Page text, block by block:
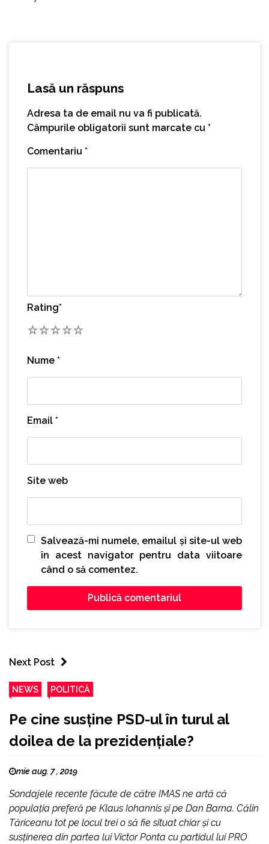
Lasă un răspuns
Adresa ta de email nu va fi publicată.
Câmpurile obligatorii sunt marcate cu *
Comentariu *
Rating*
5
4
3
2
Nume *
Email *
Site web
Salvează-mi numele, emailul și site-ul web
în acest navigator pentru data viitoare
când o să comentez.
Next Post
NEWS POLITICĂ
Pe cine susține PSD-ul în turul al
doilea de la prezidențiale?
mie aug. 7 , 2019
Sondajele recente făcute de către IMAS ne artă că
populația preferă pe Klaus Iohannis și pe Dan Barna. Călin
Tăriceanu tot pe locul trei o să fie situat chiar și cu
susținerea din partea lui Victor Ponta cu partidul lui PRO